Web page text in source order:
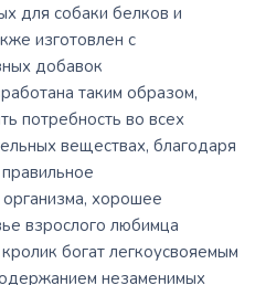
для собаки белков и
изготовлен с
добавок
таким образом,
потребность во всех
веществах, благодаря
хорошее
взрослого любимца
богат легкоусвояемым
незаменимых